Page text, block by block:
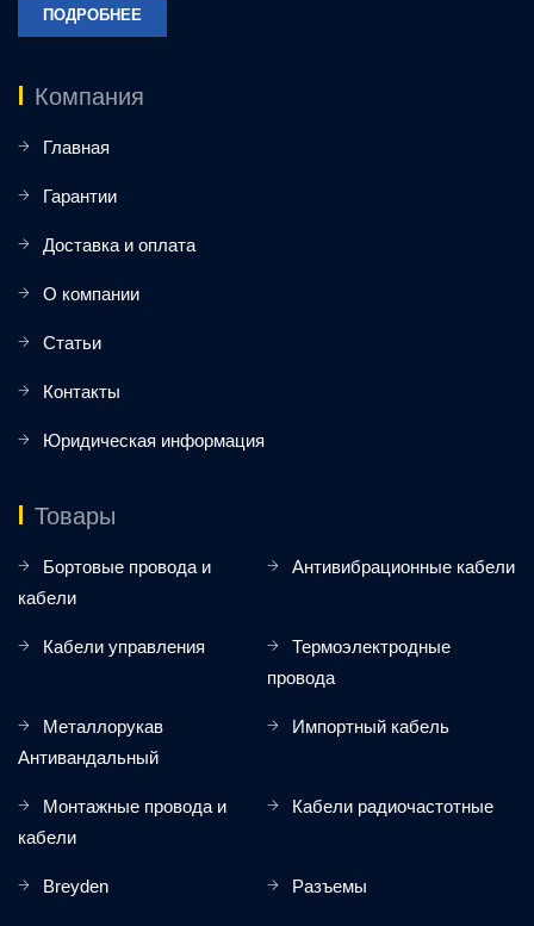
ПОДРОБНЕЕ
Компания
Главная
Гарантии
Доставка и оплата
О компании
Статьи
Контакты
Юридическая информация
Товары
Бортовые провода и
кабели
Антивибрационные кабели
Кабели управления
Термоэлектродные
провода
Металлорукав
Антивандальный
Импортный кабель
Монтажные провода и
кабели
Кабели радиочастотные
Breyden Разъемы